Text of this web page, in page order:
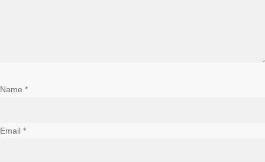
Name *
Email *